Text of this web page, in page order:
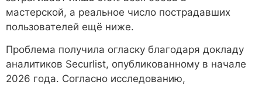
мастерской, а реальное число пострадавших
пользователей ещё ниже.
Проблема получила огласку благодаря докладу
аналитиков Securlist, опубликованному в начале
2026 года. Согласно исследованию,